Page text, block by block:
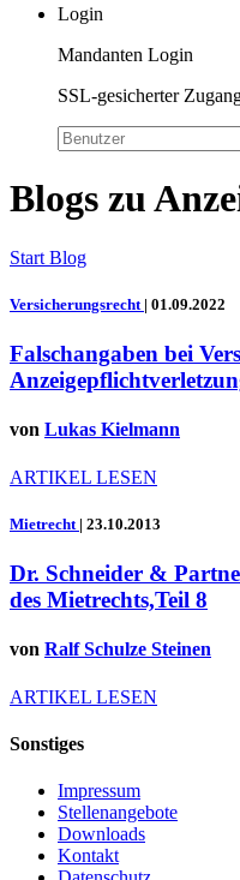
Login
Mandanten Login
SSL-gesicherter
Blogs zu
Start Blog
Versicherungsrecht | 01.09.2022
Falschangaben bei
von Lukas Kielmann
ARTIKEL LESEN
Mietrecht | 23.10.2013
Dr. Schneider &
des Mietrechts,Teil 8
von Ralf Schulze Steinen
ARTIKEL LESEN
Sonstiges
Impressum
Stellenangebote
Downloads
Kontakt